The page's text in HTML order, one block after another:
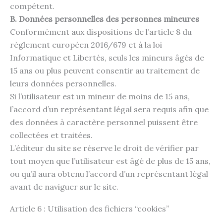
compétent.
B. Données personnelles des personnes mineures
Conformément aux dispositions de l’article 8 du
règlement européen 2016/679 et à la loi
Informatique et Libertés, seuls les mineurs âgés de
15 ans ou plus peuvent consentir au traitement de
leurs données personnelles.
Si l’utilisateur est un mineur de moins de 15 ans,
l’accord d’un représentant légal sera requis afin que
des données à caractère personnel puissent être
collectées et traitées.
L’éditeur du site se réserve le droit de vérifier par
tout moyen que l’utilisateur est âgé de plus de 15 ans,
ou qu’il aura obtenu l’accord d’un représentant légal
avant de naviguer sur le site.
Article 6 : Utilisation des fichiers “cookies”